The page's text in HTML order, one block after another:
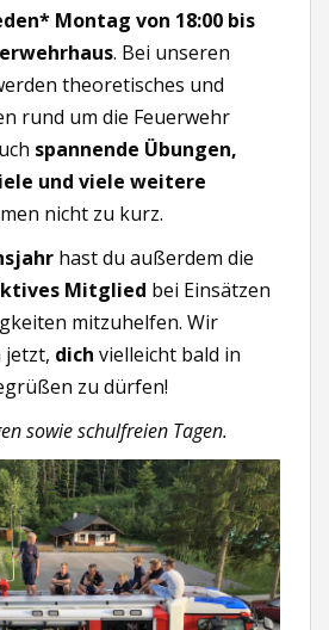
Montag von 18:00 bis
. Bei unseren
theoretisches und
rund um die Feuerwehr
spannende Übungen,
und viele weitere
nicht zu kurz.
hast du außerdem die
Mitglied bei Einsätzen
mitzuhelfen. Wir
jetzt, dich vielleicht bald in
zu dürfen!
sowie schulfreien Tagen.